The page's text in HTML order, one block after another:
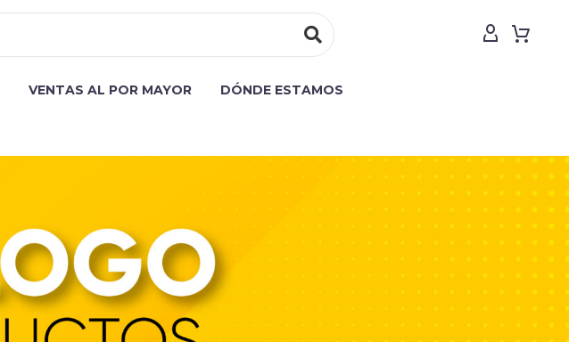
VENTAS AL POR MAYOR
DÓNDE ESTAMOS